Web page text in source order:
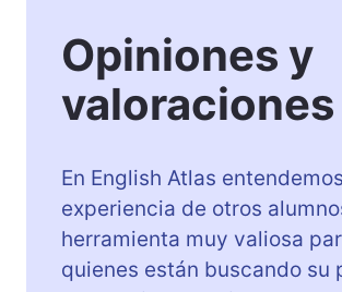
Opiniones y
valoraciones
En English Atlas
experiencia de otros
herramienta muy valiosa
quienes están buscando su